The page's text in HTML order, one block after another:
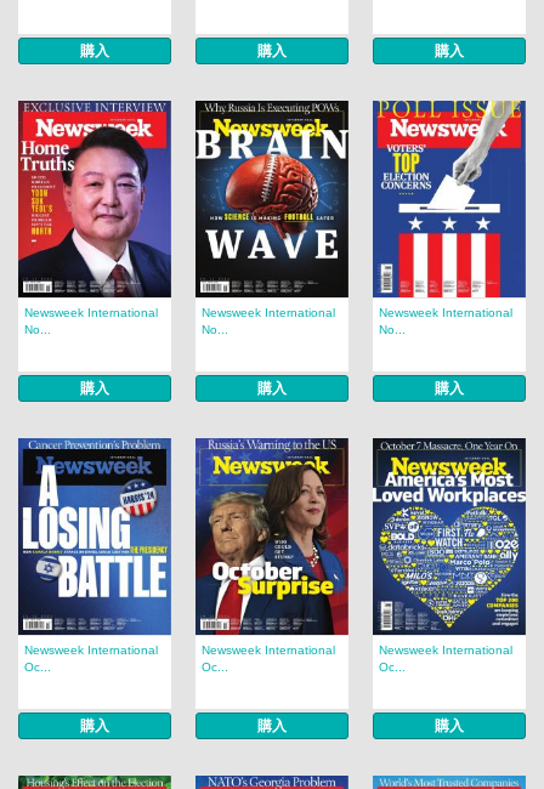
購入 購入 購入
Newsweek International
No...
購入
Newsweek International
No...
購入
Newsweek International
No...
購入
Newsweek International
Oc...
購入
Newsweek International
Oc...
購入
Newsweek International
Oc...
購入